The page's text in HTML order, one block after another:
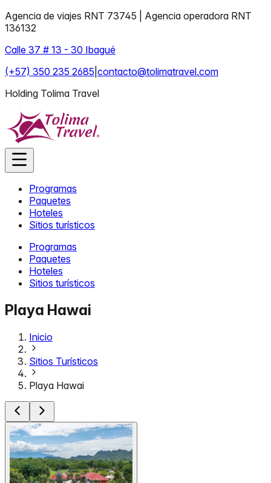
Agencia de viajes RNT 73745 | Agencia operadora RNT
136132
Calle 37 # 13 - 30 Ibagué
(+57) 350 235 2685 contacto@tolimatravel.com
Holding Tolima Travel
Programas
Paquetes
Hoteles
Sitios turísticos
Programas
Paquetes
Hoteles
Sitios turísticos
Playa Hawai
Inicio
Sitios Turísticos
Playa Hawai